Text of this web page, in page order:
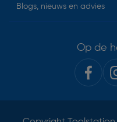
Blogs, nieuws en advies
Op de